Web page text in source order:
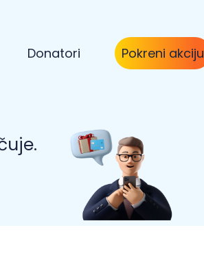
Donatori Pokreni akciju